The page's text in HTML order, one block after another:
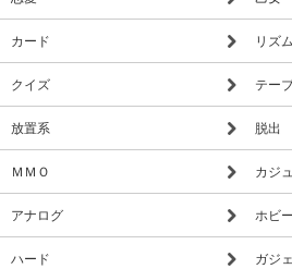
カード リズム
クイズ テー
放置系 脱出
ＭＭＯ カジ
アナログ ホビー
ハード ガジ